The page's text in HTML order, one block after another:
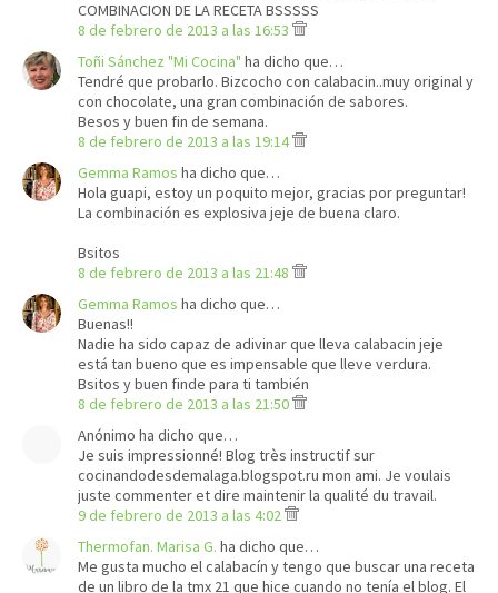
COMBINACION DE LA RECETA BSSSSS
8 de febrero de 2013 a las 16:53
Toñi Sánchez "Mi Cocina" ha dicho que…
Tendré que probarlo. Bizcocho con calabacin..muy original y
con chocolate, una gran combinación de sabores.
Besos y buen fin de semana.
8 de febrero de 2013 a las 19:14
Gemma Ramos ha dicho que…
Hola guapi, estoy un poquito mejor, gracias por preguntar!
La combinación es explosiva jeje de buena claro.
Bsitos
8 de febrero de 2013 a las 21:48
Gemma Ramos ha dicho que…
Buenas!!
Nadie ha sido capaz de adivinar que lleva calabacin jeje
está tan bueno que es impensable que lleve verdura.
Bsitos y buen finde para ti también
8 de febrero de 2013 a las 21:50
Anónimo ha dicho que…
Je suis impressionné! Blog très instructif sur
cocinandodesdemalaga.blogspot.ru mon ami. Je voulais
juste commenter et dire maintenir la qualité du travail.
9 de febrero de 2013 a las 4:02
Thermofan. Marisa G. ha dicho que…
Me gusta mucho el calabacín y tengo que buscar una receta
de un libro de la tmx 21 que hice cuando no tenía el blog. El